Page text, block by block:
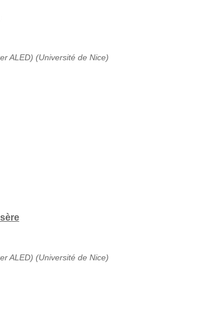
ALED) (Université de Nice)
ALED) (Université de Nice)